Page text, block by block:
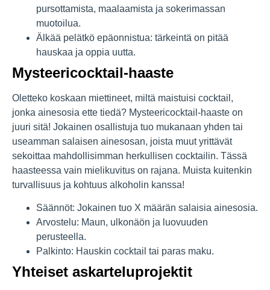
pursottamista, maalaamista ja sokerimassan
muotoilua.
Älkää pelätkö epäonnistua: tärkeintä on pitää
hauskaa ja oppia uutta.
Mysteericocktail-haaste
Oletteko koskaan miettineet, miltä maistuisi cocktail,
jonka ainesosia ette tiedä? Mysteericocktail-haaste on
juuri sitä! Jokainen osallistuja tuo mukanaan yhden tai
useamman salaisen ainesosan, joista muut yrittävät
sekoittaa mahdollisimman herkullisen cocktailin. Tässä
haasteessa vain mielikuvitus on rajana. Muista kuitenkin
turvallisuus ja kohtuus alkoholin kanssa!
Säännöt: Jokainen tuo X määrän salaisia ainesosia.
Arvostelu: Maun, ulkonäön ja luovuuden
perusteella.
Palkinto: Hauskin cocktail tai paras maku.
Yhteiset askarteluprojektit